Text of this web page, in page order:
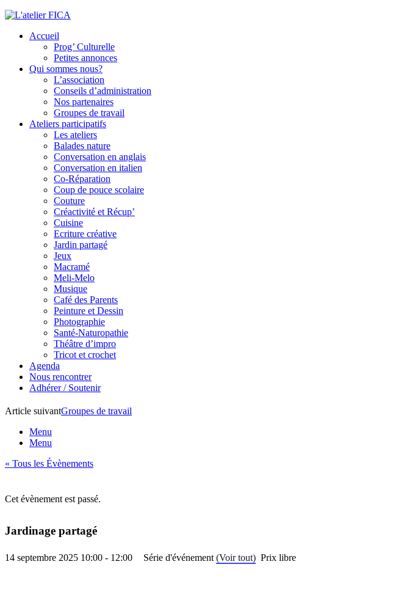
L'atelier FICA
Actions conviviales écologiques et solidaires sur le territoire de Meximieux
Accueil
Prog’ Culturelle
Petites annonces
Qui sommes nous?
L’association
Conseils d’administration
Nos partenaires
Groupes de travail
Ateliers participatifs
Les ateliers
Balades nature
Conversation en anglais
Conversation en italien
Co-Réparation
Coup de pouce scolaire
Couture
Créactivité et Récup’
Cuisine
Ecriture créative
Jardin partagé
Jeux
Macramé
Meli-Melo
Musique
Café des Parents
Peinture et Dessin
Photographie
Santé-Naturopathie
Théâtre d’impro
Tricot et crochet
Agenda
Nous rencontrer
Adhérer / Soutenir
Article suivantGroupes de travail
Menu
Menu
« Tous les Évènements
Cet évènement est passé.
Jardinage partagé
14 septembre 2025 10:00 - 12:00 Série d'événement (Voir tout) Prix libre